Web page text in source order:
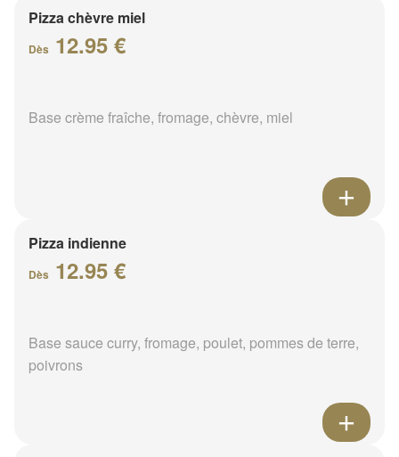
Pizza chèvre miel
Dès 12.95 €
Base crème fraîche, fromage, chèvre, miel
Pizza indienne
Dès 12.95 €
Base sauce curry, fromage, poulet, pommes de terre,
poivrons